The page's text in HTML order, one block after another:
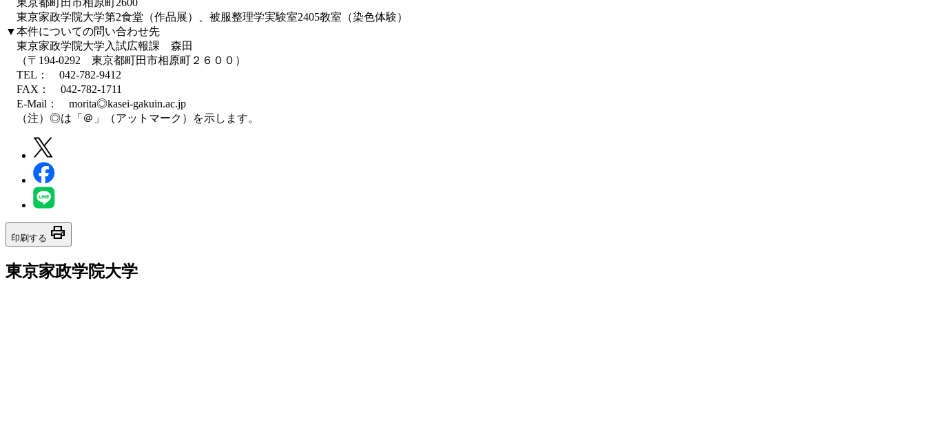
東京家政学院大学第2食堂（作品展）、被服整理学実験室2405教室（染色体験）
▼本件についての問い合わせ先
東京家政学院大学入試広報課 森田
（〒194-0292 東京都町田市相原町２６００）
TEL： 042-782-9412
FAX： 042-782-1711
E-Mail： morita◎kasei-gakuin.ac.jp
（注）◎は「＠」（アットマーク）を示します。
印刷する print
東京家政学院大学